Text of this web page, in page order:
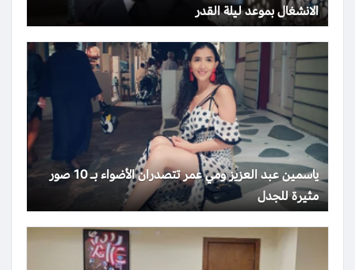
الانشغال بموعد ليلة القدر
ياسمين عبد العزيز ومي عمر تتصدران الأضواء بـ 10 صور
مثيرة للجدل